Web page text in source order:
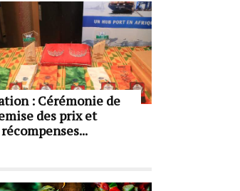
: Cérémonie de
des prix et
récompenses...